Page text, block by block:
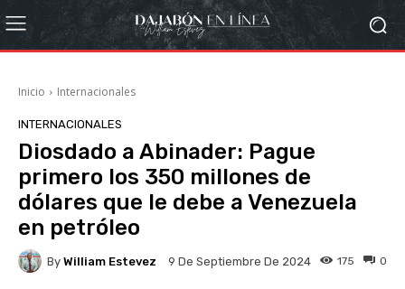
Inicio Internacionales
INTERNACIONALES
Diosdado a Abinader: Pague
primero los 350 millones de
dólares que le debe a Venezuela
en petróleo
By William Estevez 9 De Septiembre De 2024 0
175